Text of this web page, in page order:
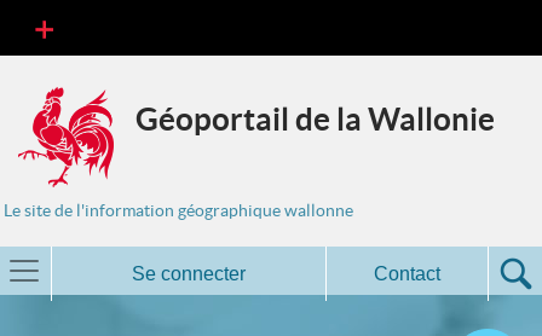
Géoportail de la Wallonie
Le site de l'information géographique wallonne
Se connecter Contact